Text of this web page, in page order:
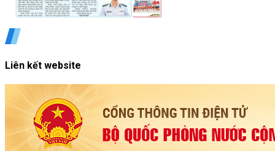
Liên kết website